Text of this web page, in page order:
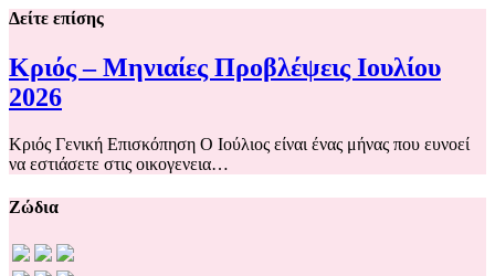
Δείτε επίσης
Κριός – Μηνιαίες Προβλέψεις Ιουλίου
2026
Κριός Γενική Επισκόπηση Ο Ιούλιος είναι ένας μήνας που ευνοεί
να εστιάσετε στις οικογενεια…
Ζώδια